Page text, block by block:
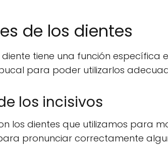
de los dientes
tiene una función específica
para poder utilizarlos
los incisivos
los dientes que utilizamos para
pronunciar correctamente